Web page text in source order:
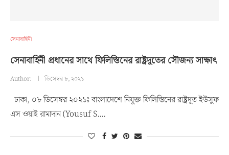
সেনাবাহিনী
সেনাবাহিনী প্রধানের সাথে ফিলিস্তিনের রাষ্ট্রদূতের সৌজন্য সাক্ষাৎ
Author: ডিসেম্বর ৮, ২০২১
ঢাকা, ০৮ ডিসেম্বর ২০২১ঃ বাংলাদেশে নিযুক্ত ফিলিস্তিনের রাষ্ট্রদূত ইউসুফ
এস ওয়াই রামাদান (Yousuf S.…